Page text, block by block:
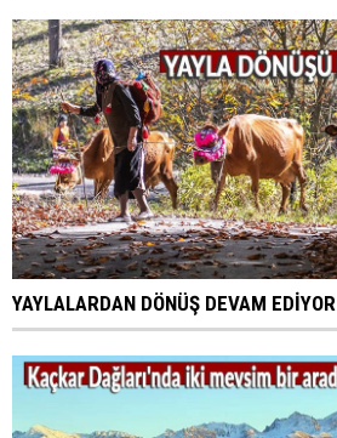
YAYLALARDAN DÖNÜŞ DEVAM EDİYOR